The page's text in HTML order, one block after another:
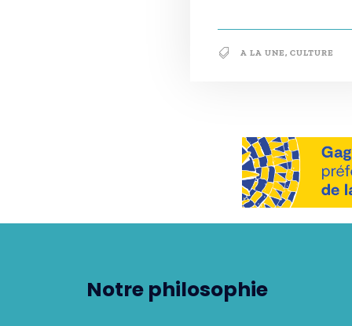
A LA UNE, CULTURE
Notre philosophie